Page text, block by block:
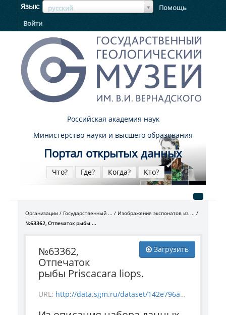
Язык русский
ЯзыкЯзык
Помощь
Войти
Российская академия наук
Министерство науки и высшего образования
Портал открытых данных
Что? Где? Когда? Кто?
Организации Государственный ...
Изображения экспонатов из ...
№63362, Отпечаток рыбы ...
Загрузить
№63362,
Отпечаток
рыбы Priscacara liops.
URL: http://data.sgm.ru/dataset/142e796a-f892-44db-b797-21e7db2cd5ea/resource/7bf5e43f-ee79-4784-93c2-0fc95265f5f6/download/mineral_63362.jpg